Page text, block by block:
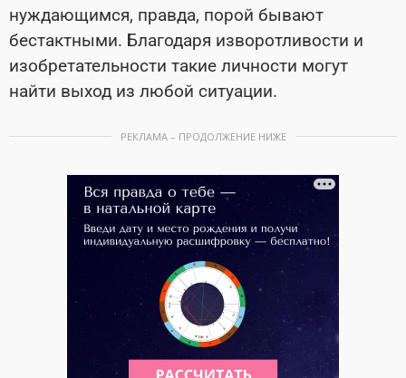
нуждающимся, правда, порой бывают
бестактными. Благодаря изворотливости и
изобретательности такие личности могут
найти выход из любой ситуации.
РЕКЛАМА – ПРОДОЛЖЕНИЕ НИЖЕ